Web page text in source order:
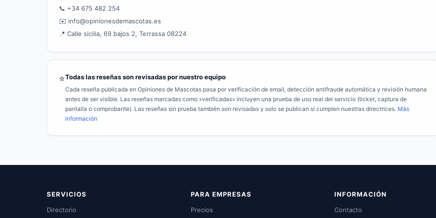
📞 +34 675 482 254
✉️ info@opinionesdemascotas.es
📍 Calle sicilia, 69 bajos 2, Terrassa 08224
⭐Todas las reseñas son revisadas por nuestro equipo
Cada reseña publicada en Opiniones de Mascotas pasa por verificación de email, detección antifraude automática y revisión humana
antes de ser visible. Las reseñas marcadas como «verificadas» incluyen una prueba de uso real del servicio (ticket, captura de
pantalla o comprobante). Las reseñas sin prueba también son revisadas y solo se publican si cumplen nuestras directrices. Más
información
SERVICIOS
Directorio
PARA EMPRESAS
Precios
INFORMACIÓN
Contacto